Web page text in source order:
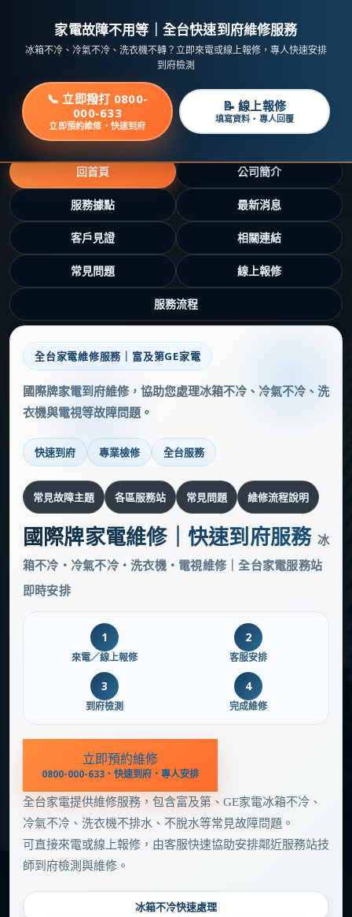
家電故障不用等｜全台快速到府維修服務
冰箱不冷、冷氣不冷、洗衣機不轉？立即來電或線上報修，專人快速安排
到府檢測
📞 立即撥打 0800-
000-633
立即預約維修・快速到府
📝 線上報修
填寫資料・專人回覆
回首頁 公司簡介
服務據點 最新消息
客戶見證 相關連結
常見問題 線上報修
服務流程
全台家電維修服務｜富及第GE家電
國際牌家電到府維修，協助您處理冰箱不冷、冷氣不冷、洗
衣機與電視等故障問題。
快速到府 專業檢修 全台服務
常見故障主題 各區服務站 常見問題 維修流程說明
國際牌家電維修｜快速到府服務 冰
箱不冷・冷氣不冷・洗衣機・電視維修｜全台家電服務站
即時安排
1
來電／線上報修
2
客服安排
3
到府檢測
4
完成維修
立即預約維修
0800-000-633・快速到府・專人安排
全台家電提供維修服務，包含富及第、GE家電冰箱不冷、
冷氣不冷、洗衣機不排水、不脫水等常見故障問題。
可直接來電或線上報修，由客服快速協助安排鄰近服務站技
師到府檢測與維修。
冰箱不冷快速處理